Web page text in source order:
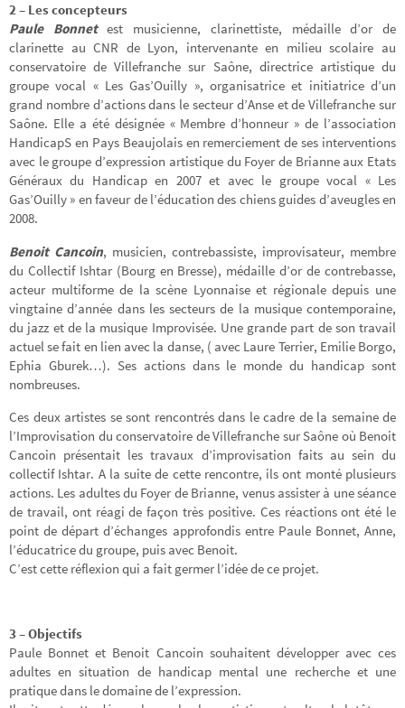
2 – Les concepteurs
Paule Bonnetest musicienne, clarinettiste, médaille d’or de
clarinette au CNR de Lyon, intervenante en milieu scolaire au
conservatoire de Villefranche sur Saône, directrice artistique du
groupe vocal « Les Gas’Ouilly », organisatrice et initiatrice d’un
grand nombre d’actions dans le secteur d’Anse et de Villefranche sur
Saône. Elle a été désignée « Membre d’honneur » de l’association
HandicapS en Pays Beaujolais en remerciement de ses interventions
avec le groupe d’expression artistique du Foyer de Brianne aux Etats
Généraux du Handicap en 2007 et avec le groupe vocal « Les
Gas’Ouilly » en faveur de l’éducation des chiens guides d’aveugles en
2008.
Benoit Cancoin, musicien, contrebassiste, improvisateur, membre
du Collectif Ishtar (Bourg en Bresse), médaille d’or de contrebasse,
acteur multiforme de la scène Lyonnaise et régionale depuis une
vingtaine d’année dans les secteurs de la musique contemporaine,
du jazz et de la musique Improvisée. Une grande part de son travail
actuel se fait en lien avec la danse, ( avec Laure Terrier, Emilie Borgo,
Ephia Gburek…). Ses actions dans le monde du handicap sont
nombreuses.
Ces deux artistes se sont rencontrés dans le cadre de la semaine de
l’Improvisation du conservatoire de Villefranche sur Saône où Benoit
Cancoin présentait les travaux d’improvisation faits au sein du
collectif Ishtar. A la suite de cette rencontre, ils ont monté plusieurs
actions. Les adultes du Foyer de Brianne, venus assister à une séance
de travail, ont réagi de façon très positive. Ces réactions ont été le
point de départ d’échanges approfondis entre Paule Bonnet, Anne,
l’éducatrice du groupe, puis avec Benoit.
C’est cette réflexion qui a fait germer l’idée de ce projet.
3 – Objectifs
Paule Bonnet et Benoit Cancoin souhaitent développer avec ces
adultes en situation de handicap mental une recherche et une
pratique dans le domaine de l’expression.